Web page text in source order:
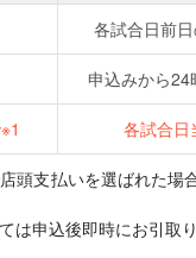
各試合日前
申込みから24
各試合日
頭支払いを選ばれた
は申込後即時にお引取